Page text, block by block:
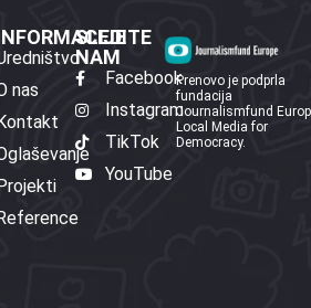
nas
Kontakt
Projekti
Reference
SLEDITE
NAM
Facebook
Instagram
TikTok
YouTube
Prenovo je podprla
fundacija
Journalismfund
Local Media for
Democracy.